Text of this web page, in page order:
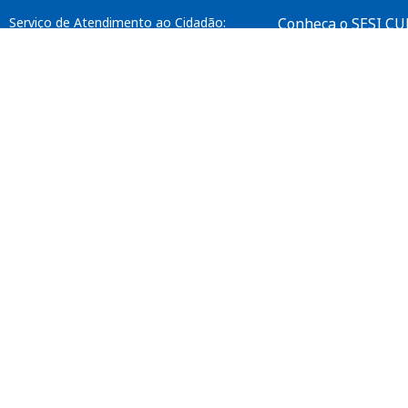
Serviço de Atendimento ao Cidadão:
Conheça o SESI